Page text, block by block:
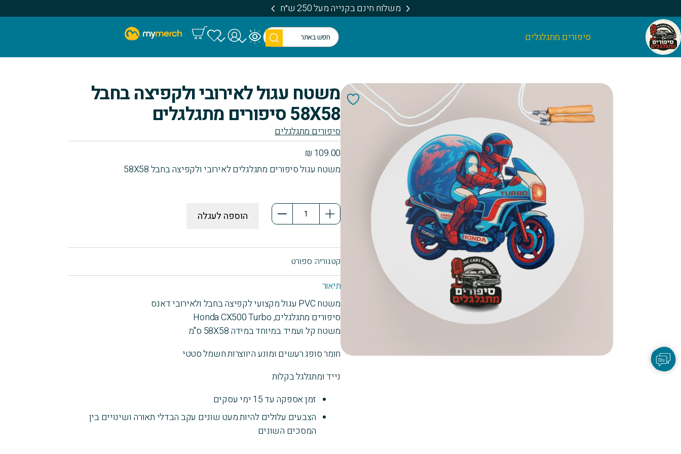
משלוח חינם בקנייה מעל 250 ש״ח
סיפורים מתגלגלים
חיפו
ש
משטח עגול לאירובי ולקפיצה בחבל
58X58 סיפורים מתגלגלים
סיפורים מתגלגלים
₪ 109.00
משטח עגול סיפורים מתגלגלים לאירובי ולקפיצה בחבל 58X58
כמות
של
עגול
לאירובי
ולקפיצה
58X58
סיפורים
מתגלגלים
הוספה לעגלה
תיאור
משטח PVC עגול מקצועי לקפיצה בחבל ולאירובי דאנס
סיפורים מתגלגלים, Honda CX500 Turbo
משטח קל ועמיד במיוחד במידה 58X58 ס"מ
חומר סופג רעשים ומונע היווצרות חשמל סטטי
נייד ומתגלגל בקלות
זמן אספקה עד 15 ימי עסקים
הצבעים עלולים להיות מעט שונים עקב הבדלי תאורה ושינויים בין
המסכים השונים
קטגוריה: ספורט